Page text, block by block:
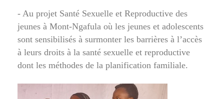
- Au projet Santé Sexuelle et Reproductive des
jeunes à Mont-Ngafula où les jeunes et adolescents
sont sensibilisés à surmonter les barrières à l’accès
à leurs droits à la santé sexuelle et reproductive
dont les méthodes de la planification familiale.